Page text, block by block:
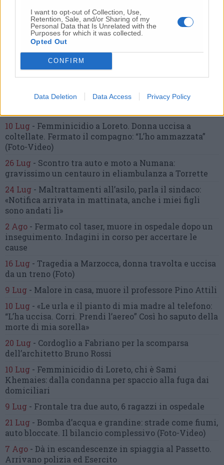
I want to opt-out of Collection, Use,
Retention, Sale, and/or Sharing of my
Personal Data that Is Unrelated with the
Purposes for which it was collected.
Opted Out
CONFIRM
Data Deletion Data Access Privacy Policy
Commenta l'articolo
Gli articoli più letti
24 Lug-Bimbi costretti a colpirsi da soli
-Luigia Fortunato,l’ennesimo femminicidio:
10 Lug - Femminicidio a Loreto. Donna uccisa a
coltellate. Fermato il compagno: “L’ho ammazzata”
(Foto-Video)
26 Lug - Scontro tra auto e moto a Numana:
gravissimo un centauro in eliambulanza a Torrette
24 Lug - Maltrattamenti all’asilo, parla il sindaco:
«Notifica arrivata in mattinata, anche i miei figli
sono andati lì»
2 Ago - Fermato col taser, muore in ospedale dopo un
inseguimento. Indagini in corso per accertare le
cause
16 Lug - Tragedia a Marzocca, donna travolta e uccisa
da un treno (Foto)
9 Lug - Malore in casa, muore il professore Pino Attili
10 Lug - «Le urla e il pianto di mia madre al telefono:
“L’ha uccisa. Corri. Prendi l’aereo” Così ho saputo della
morte di mia sorella»
20 Lug - Cordoglio a Fabriano per la scomparsa
dell’architetto Bruno Rossi
10 Lug - Femminicidio di Loreto, chi è Sami
Khemaies: dalla condanna per spaccio alla fuga dai
domiciliari
9 Lug - Frontale tra due auto, 6 ragazzi in ospedale
21 Lug - Bomba d’acqua e grandine: strade come fiumi,
auto bloccate. Il bilancio complessivo (Foto-Video)
7 Ago - Dà in escandescenze in spiaggia al Passetto.
Arrivano polizia ed Esercito